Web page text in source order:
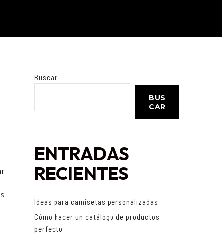
Buscar
BUS
CAR
ENTRADAS
RECIENTES
Ideas para camisetas personalizadas
Cómo hacer un catálogo de productos
perfecto